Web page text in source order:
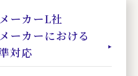
ーカーL社
ーカーにおける
対応